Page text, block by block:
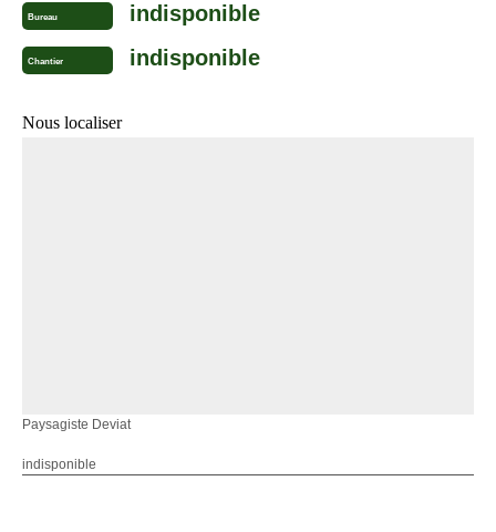
Bureau indisponible
Chantier indisponible
Nous localiser
Paysagiste Deviat
indisponible